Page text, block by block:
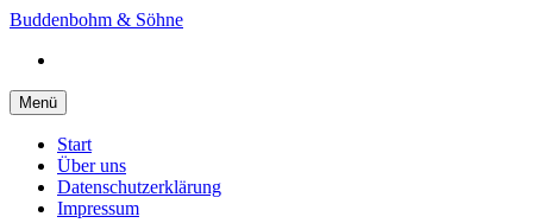
Springe
Inhalt
Buddenbohm & Söhne
Menü
Start
Über uns
Datenschutzerklärung
Impressum